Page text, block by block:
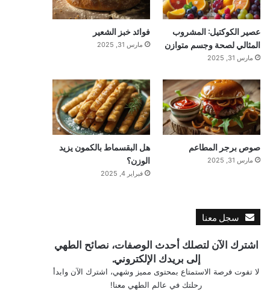
عصير الكوكتيل: المشروب
المثالي لصحة وجسم متوازن
مارس 31, 2025
فوائد خبز الشعير
مارس 31, 2025
صوص برجر المطاعم
مارس 31, 2025
هل البقسماط بالكمون يزيد
الوزن؟
فبراير 4, 2025
سجل معنا
اشترك الآن لتصلك أحدث الوصفات، نصائح الطهي
إلى بريدك الإلكتروني.
لا تفوت فرصة الاستمتاع بمحتوى مميز وشهي، اشترك الآن وابدأ
رحلتك في عالم الطهي معنا!